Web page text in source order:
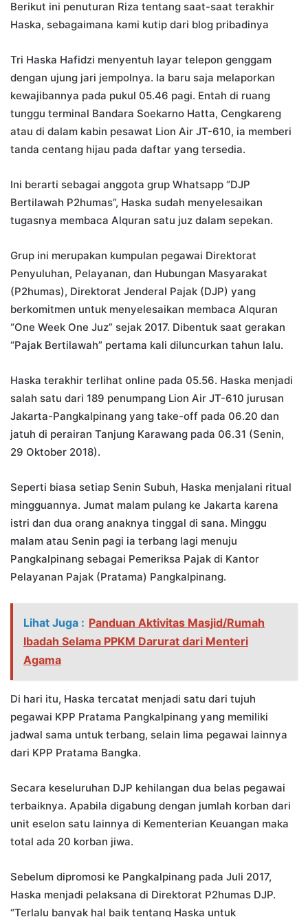
Berikut ini penuturan Riza tentang saat-saat terakhir
Haska, sebagaimana kami kutip dari blog pribadinya
Tri Haska Hafidzi menyentuh layar telepon genggam
dengan ujung jari jempolnya. Ia baru saja melaporkan
kewajibannya pada pukul 05.46 pagi. Entah di ruang
tunggu terminal Bandara Soekarno Hatta, Cengkareng
atau di dalam kabin pesawat Lion Air JT-610, ia memberi
tanda centang hijau pada daftar yang tersedia.
Ini berarti sebagai anggota grup Whatsapp “DJP
Bertilawah P2humas”, Haska sudah menyelesaikan
tugasnya membaca Alquran satu juz dalam sepekan.
Grup ini merupakan kumpulan pegawai Direktorat
Penyuluhan, Pelayanan, dan Hubungan Masyarakat
(P2humas), Direktorat Jenderal Pajak (DJP) yang
berkomitmen untuk menyelesaikan membaca Alquran
“One Week One Juz” sejak 2017. Dibentuk saat gerakan
“Pajak Bertilawah” pertama kali diluncurkan tahun lalu.
Haska terakhir terlihat online pada 05.56. Haska menjadi
salah satu dari 189 penumpang Lion Air JT-610 jurusan
Jakarta-Pangkalpinang yang take-off pada 06.20 dan
jatuh di perairan Tanjung Karawang pada 06.31 (Senin,
29 Oktober 2018).
Seperti biasa setiap Senin Subuh, Haska menjalani ritual
mingguannya. Jumat malam pulang ke Jakarta karena
istri dan dua orang anaknya tinggal di sana. Minggu
malam atau Senin pagi ia terbang lagi menuju
Pangkalpinang sebagai Pemeriksa Pajak di Kantor
Pelayanan Pajak (Pratama) Pangkalpinang.
Lihat Juga : Panduan Aktivitas Masjid/Rumah
Ibadah Selama PPKM Darurat dari Menteri
Agama
Di hari itu, Haska tercatat menjadi satu dari tujuh
pegawai KPP Pratama Pangkalpinang yang memiliki
jadwal sama untuk terbang, selain lima pegawai lainnya
dari KPP Pratama Bangka.
Secara keseluruhan DJP kehilangan dua belas pegawai
terbaiknya. Apabila digabung dengan jumlah korban dari
unit eselon satu lainnya di Kementerian Keuangan maka
total ada 20 korban jiwa.
Sebelum dipromosi ke Pangkalpinang pada Juli 2017,
Haska menjadi pelaksana di Direktorat P2humas DJP.
“Terlalu banyak hal baik tentang Haska untuk